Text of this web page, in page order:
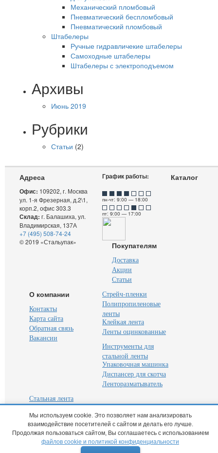
Механический пломбовый
Пневматический беспломбовый
Пневматический пломбовый
Штабелеры
Ручные гидравличекие штабелеры
Самоходные штабелеры
Штабелеры с электроподъемом
Архивы
Июнь 2019
Рубрики
Статьи (2)
Адреса
Офис: 109202, г. Москва
ул. 1-я Фрезерная, д.2\1,
корп.2, офис 303.3
Склад: г. Балашиха, ул.
Владимирская, 137А
+7 (495) 508-74-24
© 2019 «Стальупак»
График работы:
пн-чт: 9:00 — 18:00
пт: 9:00 — 17:00
Покупателям
Доставка
Акции
Статьи
О компании
Контакты
Карта сайта
Обратная связь
Вакансии
Каталог
Стрейч-пленки
Полипропиленовые
ленты
Клейкая лента
Ленты оцинкованные
Инструменты для
стальной ленты
Упаковочная машинка
Диспансер для скотча
Ленторазматыватель
Стальная лента
ПЭТ лента
Лента пластиковая
Скрепа для ленты
Мы используем cookie. Это позволяет нам анализировать
взаимодействие посетителей с сайтом и делать его лучше.
Продолжая пользоваться сайтом, Вы соглашаетесь с использованием
файлов cookie и политикой конфиденциальности